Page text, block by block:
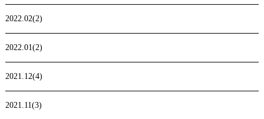
2022.02(2)
2022.01(2)
2021.12(4)
2021.11(3)